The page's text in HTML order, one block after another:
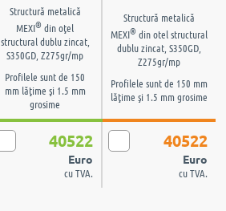
Structură metalică
MEXI® din oţel
structural dublu zincat,
S350GD, Z275gr/mp
Profilele sunt de 150
mm lăţime şi 1.5 mm
grosime
Structură metalică
MEXI® din otel structural
dublu zincat, S350GD,
Z275gr/mp
Profilele sunt de 150 mm
lăţime şi 1.5 mm grosime
40522
Euro
cu TVA.
40522
Euro
cu TVA.